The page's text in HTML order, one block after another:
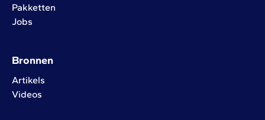
Pakketten
Jobs
Bronnen
Artikels
Videos